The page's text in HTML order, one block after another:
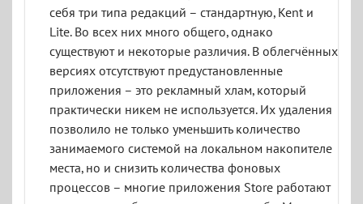
себя три типа редакций – стандартную, Kent и
Lite. Во всех них много общего, однако
существуют и некоторые различия. В облегчённых
версиях отсутствуют предустановленные
приложения – это рекламный хлам, который
практически никем не используется. Их удаления
позволило не только уменьшить количество
занимаемого системой на локальном накопителе
места, но и снизить количества фоновых
процессов – многие приложения Store работают